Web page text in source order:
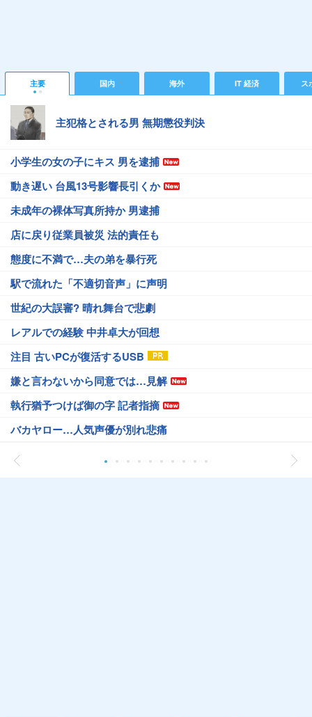
主要 国内 海外 IT 経済 ス
主犯格とされる男 無期懲役判決
小学生の女の子にキス 男を逮捕
動き遅い 台風13号影響長引くか
未成年の裸体写真所持か 男逮捕
店に戻り従業員被災 法的責任も
態度に不満で…夫の弟を暴行死
駅で流れた「不適切音声」に声明
世紀の大誤審? 晴れ舞台で悲劇
レアルでの経験 中井卓大が回想
注目 古いPCが復活するUSB
嫌と言わないから同意では…見解
執行猶予つけば御の字 記者指摘
バカヤロー…人気声優が別れ悲痛